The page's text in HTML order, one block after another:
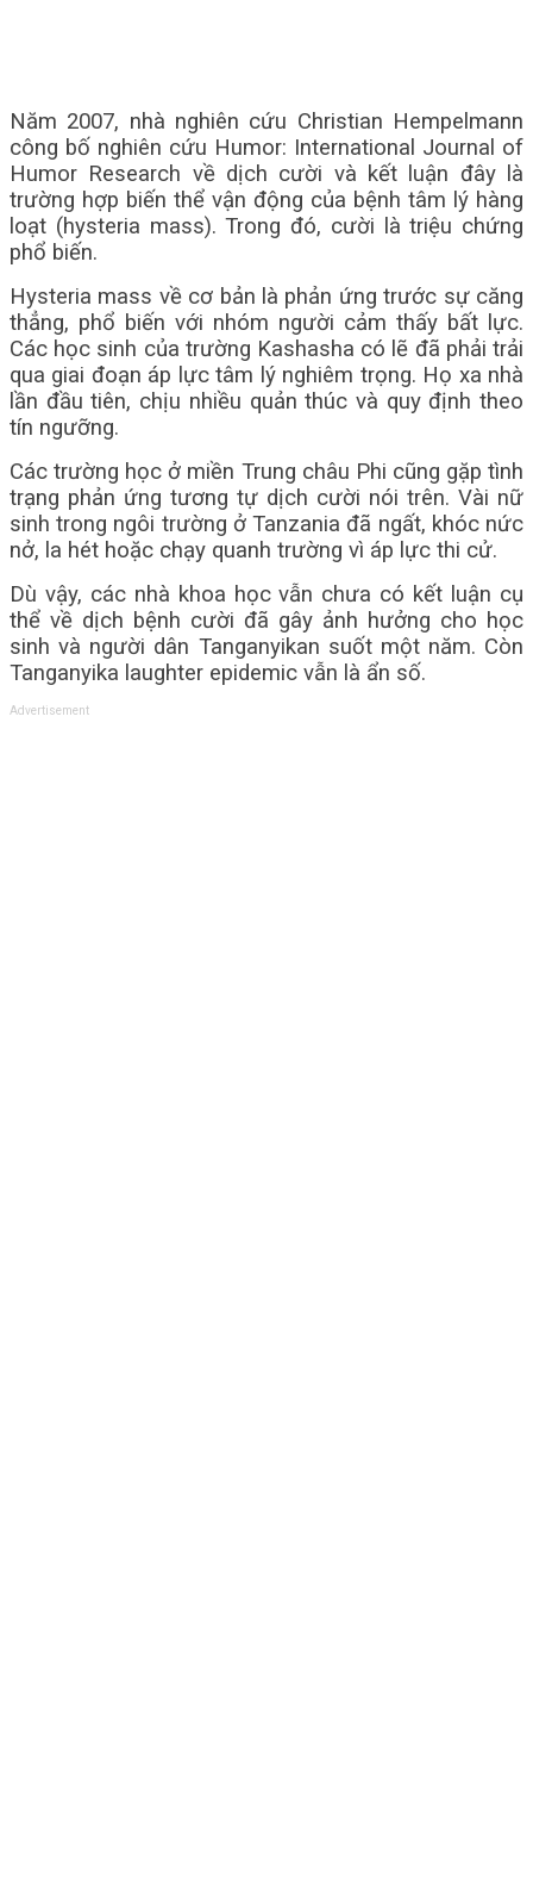
Năm 2007, nhà nghiên cứu Christian Hempelmann
công bố nghiên cứu Humor: International Journal of
Humor Research về dịch cười và kết luận đây là
trường hợp biến thể vận động của bệnh tâm lý hàng
loạt (hysteria mass). Trong đó, cười là triệu chứng
phổ biến.
Hysteria mass về cơ bản là phản ứng trước sự căng
thẳng, phổ biến với nhóm người cảm thấy bất lực.
Các học sinh của trường Kashasha có lẽ đã phải trải
qua giai đoạn áp lực tâm lý nghiêm trọng. Họ xa nhà
lần đầu tiên, chịu nhiều quản thúc và quy định theo
tín ngưỡng.
Các trường học ở miền Trung châu Phi cũng gặp tình
trạng phản ứng tương tự dịch cười nói trên. Vài nữ
sinh trong ngôi trường ở Tanzania đã ngất, khóc nức
nở, la hét hoặc chạy quanh trường vì áp lực thi cử.
Dù vậy, các nhà khoa học vẫn chưa có kết luận cụ
thể về dịch bệnh cười đã gây ảnh hưởng cho học
sinh và người dân Tanganyikan suốt một năm. Còn
Tanganyika laughter epidemic vẫn là ẩn số.
Advertisement